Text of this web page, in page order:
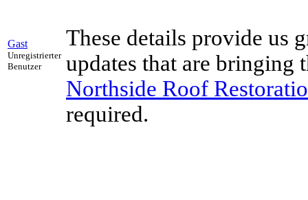
Gast
Unregistrierter
Benutzer
These details provide us
updates that are bringing
Northside Roof
required.